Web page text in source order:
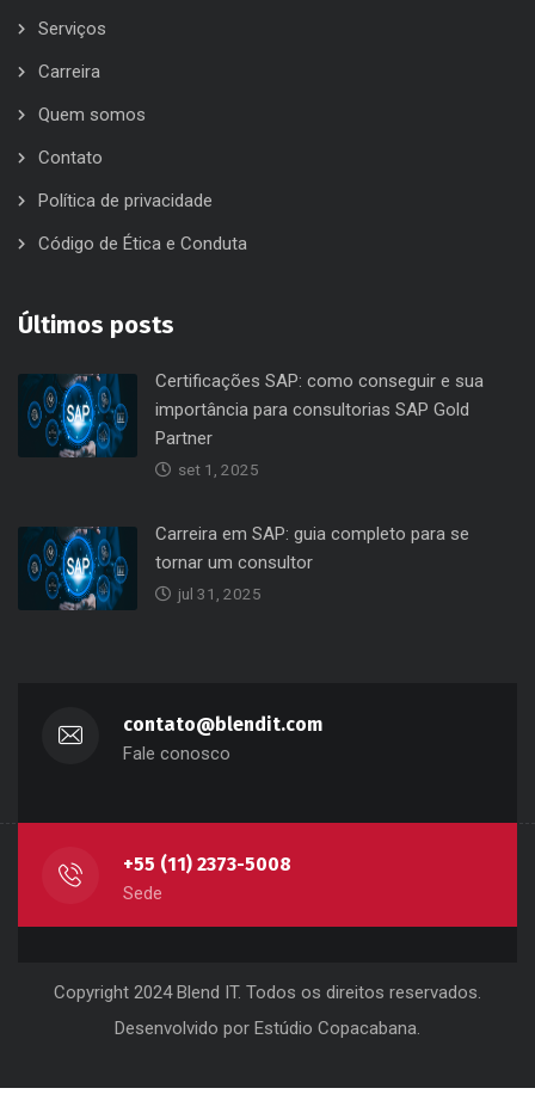
Serviços
Carreira
Quem somos
Contato
Política de privacidade
Código de Ética e Conduta
Últimos posts
Certificações SAP: como conseguir e sua
importância para consultorias SAP Gold
Partner
set 1, 2025
Carreira em SAP: guia completo para se
tornar um consultor
jul 31, 2025
contato@blendit.com
Fale conosco
+55 (11) 2373-5008
Sede
Copyright 2024 Blend IT. Todos os direitos reservados.
Desenvolvido por Estúdio Copacabana.